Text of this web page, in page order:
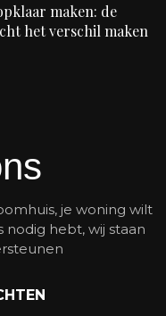
maken: de
het verschil maken
je woning wilt
hebt, wij staan